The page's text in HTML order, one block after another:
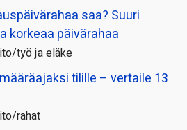
saa? Suuri
korkeaa päivärahaa
työ ja eläke
tilille – vertaile 13
rahat